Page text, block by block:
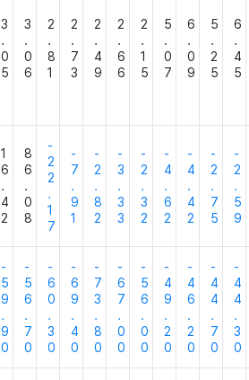
3
.
0
5
3
.
0
6
2
.
8
1
2
.
7
3
2
.
4
9
2
.
6
6
2
.
1
5
5
.
0
7
6
.
0
9
5
.
2
5
6
.
4
5
1
6
.
4
2
8
6
.
0
8
-
2
2
.
1
7
-
7
.
9
1
-
2
.
8
2
-
3
.
3
3
-
2
.
3
2
-
4
.
6
2
-
4
.
4
2
-
2
.
7
5
-
2
.
5
9
-
5
9
.
9
0
-
5
6
.
7
0
-
6
0
.
3
0
-
6
9
.
4
0
-
7
3
.
8
0
-
6
7
.
0
0
-
5
6
.
0
0
-
4
9
.
2
0
-
4
6
.
2
0
-
4
4
.
7
0
-
4
4
.
3
0